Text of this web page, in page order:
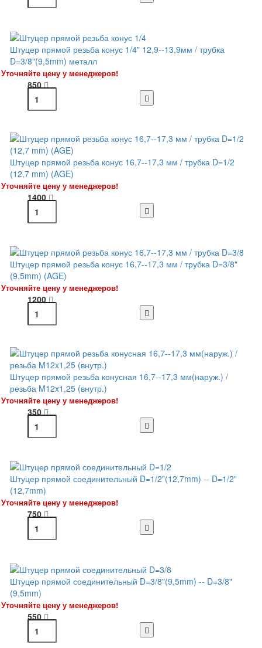
Штуцер прямой резьба конус 1/4" 12,9--13,9мм / трубка
D=3/8"(9,5mm) металл
Уточняйте цену у менеджеров!
850
Штуцер прямой резьба конус 16,7--17,3 мм / трубка D=1/2
(12,7 mm) (AGE)
Уточняйте цену у менеджеров!
1400
Штуцер прямой резьба конус 16,7--17,3 мм / трубка D=3/8"
(9,5mm) (AGE)
Уточняйте цену у менеджеров!
1200
Штуцер прямой резьба конусная 16,7--17,3 мм(наруж.) /
резьба M12x1,25 (внутр.)
Уточняйте цену у менеджеров!
350
Штуцер прямой соединительный D=1/2"(12,7mm) -- D=1/2"
(12,7mm)
Уточняйте цену у менеджеров!
750
Штуцер прямой соединительный D=3/8"(9,5mm) -- D=3/8"
(9,5mm)
Уточняйте цену у менеджеров!
550